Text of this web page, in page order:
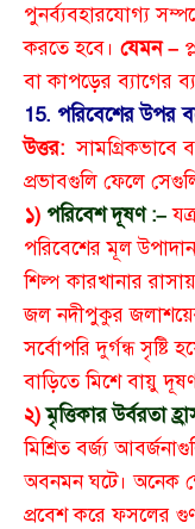
পুনর্ব্যবহারযোগ্য
করতে হবে। যেমন –
বা কাপড়ের ব্যাগের
15. পরিবেশের উপর
উত্তর: সামগ্রিকভাবে
প্রভাবগুলি ফেলে
১) পরিবেশ দূষণ :–
পরিবেশের মূল
শিল্প কারখানার
জল নদীপুকুর
সর্বোপরি দুর্গন্ধ সৃষ্টি
বাড়িতে মিশে বায়ু দূষণ
২)মৃত্তিকার উর্বরতা
মিশ্রিত বর্জ্য
অবনমন ঘটে। অনেক
প্রবেশ করে ফসলের